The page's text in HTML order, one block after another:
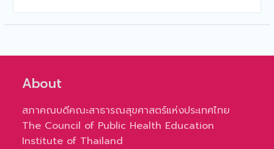
About
สภาคณบดีคณะสาธารณสุขศาสตร์แห่งประเทศไทย
The Council of Public Health Education
Institute of Thailand